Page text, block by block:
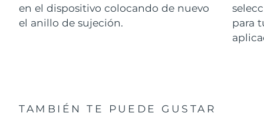
en el dispositivo colocando de nuevo
el anillo de sujeción.
para
TAMBIÉN TE PUEDE GUSTAR